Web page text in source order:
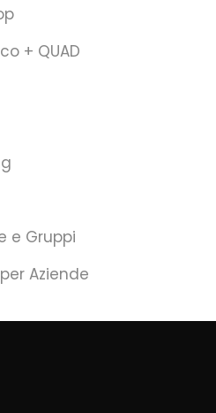
+ QUAD
e Gruppi
Aziende